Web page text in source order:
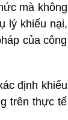
mà không
lý khiếu nại,
của công
định khiếu
trên thực tế